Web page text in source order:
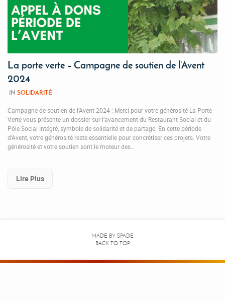
La porte verte – Campagne de soutien de l’Avent
2024
IN SOLIDARITÉ
Campagne de soutien de l’Avent 2024 : Merci pour votre générosité La Porte
Verte vous présente un dossier sur l’avancement du Restaurant Social et du
Pôle Social Intégré, symbole de solidarité et de partage. En cette période
d’Avent, votre générosité reste essentielle pour concrétiser ces projets. Votre
générosité et votre soutien sont le moteur des…
Lire Plus
MADE BY SPADE
BACK TO TOP